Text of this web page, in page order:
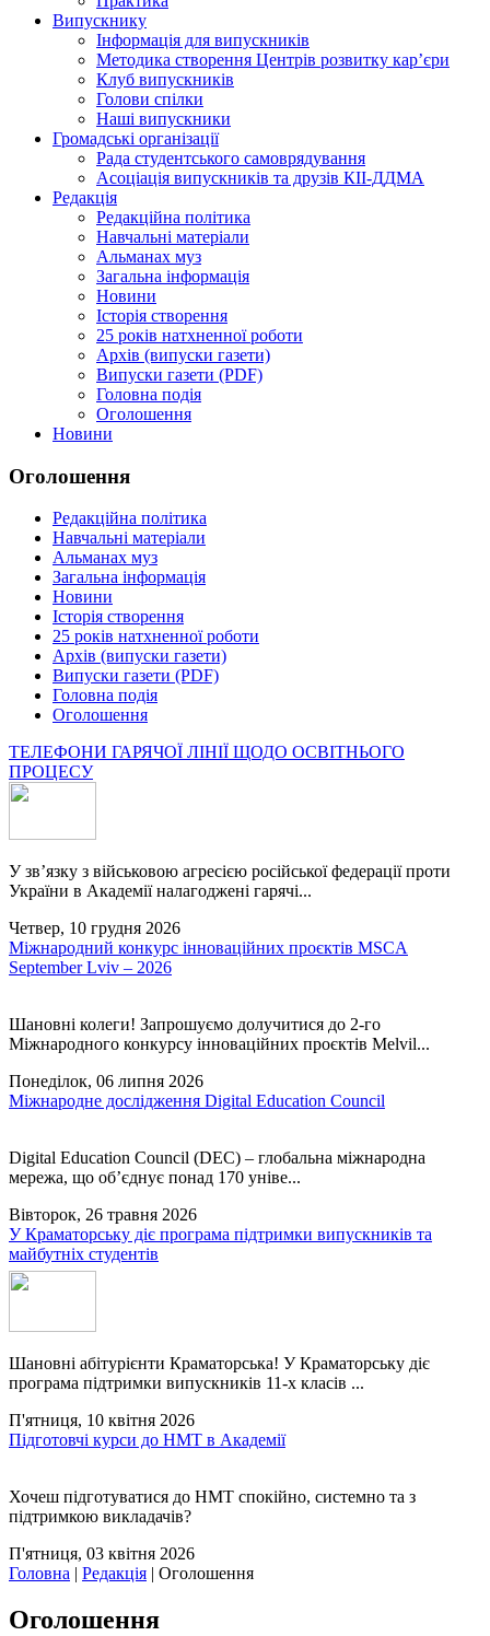
Випускнику
Інформація для випускників
Методика створення Центрів розвитку кар’єри
Клуб випускників
Голови спілки
Наші випускники
Громадські організації
Рада студентського самоврядування
Асоціація випускників та друзів КІІ-ДДМА
Редакція
Редакційна політика
Навчальні матеріали
Альманах муз
Загальна інформація
Новини
Історія створення
25 років натхненної роботи
Архів (випуски газети)
Випуски газети (PDF)
Головна подія
Оголошення
Новини
Оголошення
Редакційна політика
Навчальні матеріали
Альманах муз
Загальна інформація
Новини
Історія створення
25 років натхненної роботи
Архів (випуски газети)
Випуски газети (PDF)
Головна подія
Оголошення
ТЕЛЕФОНИ ГАРЯЧОЇ ЛІНІЇ ЩОДО ОСВІТНЬОГО
ПРОЦЕСУ
У зв’язку з військовою агресією російської федерації проти
України в Академії налагоджені гарячі...
Четвер, 10 грудня 2026
Міжнародний конкурс інноваційних проєктів MSCA
September Lviv – 2026
Шановні колеги! Запрошуємо долучитися до 2-го
Міжнародного конкурсу інноваційних проєктів Melvil...
Понеділок, 06 липня 2026
Міжнародне дослідження Digital Education Council
Digital Education Council (DEC) – глобальна міжнародна
мережа, що об’єднує понад 170 уніве...
Вівторок, 26 травня 2026
У Краматорську діє програма підтримки випускників та
майбутніх студентів
Шановні абітурієнти Краматорська! У Краматорську діє
програма підтримки випускників 11-х класів ...
П'ятниця, 10 квітня 2026
Підготовчі курси до НМТ в Академії
Хочеш підготуватися до НМТ спокійно, системно та з
підтримкою викладачів?
П'ятниця, 03 квітня 2026
Головна | Редакція | Оголошення
Оголошення